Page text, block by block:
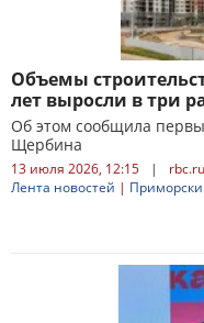
Объемы
лет выросли в три
Об этом сообщила
Щербина
13 июля 2026, 12:15 |
rbc.ru
Лента новостей |